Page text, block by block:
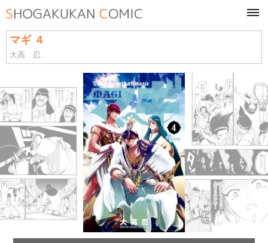
マギ ４
大高 忍